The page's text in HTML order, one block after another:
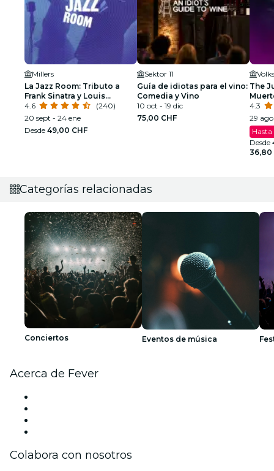
Millers
La Jazz Room: Tributo a
Frank Sinatra y Louis
Armstrong
4.6
(240)
20 sept - 24 ene
Desde 49,00 CHF
Sektor 11
Guía de idiotas para el vino:
Comedia y Vino
10 oct - 19 dic
75,00 CHF
The
4.3
29 ago
Hasta
Desde
36,80
Categorías relacionadas
Conciertos Eventos de música
Acerca de Fever
Colabora con nosotros